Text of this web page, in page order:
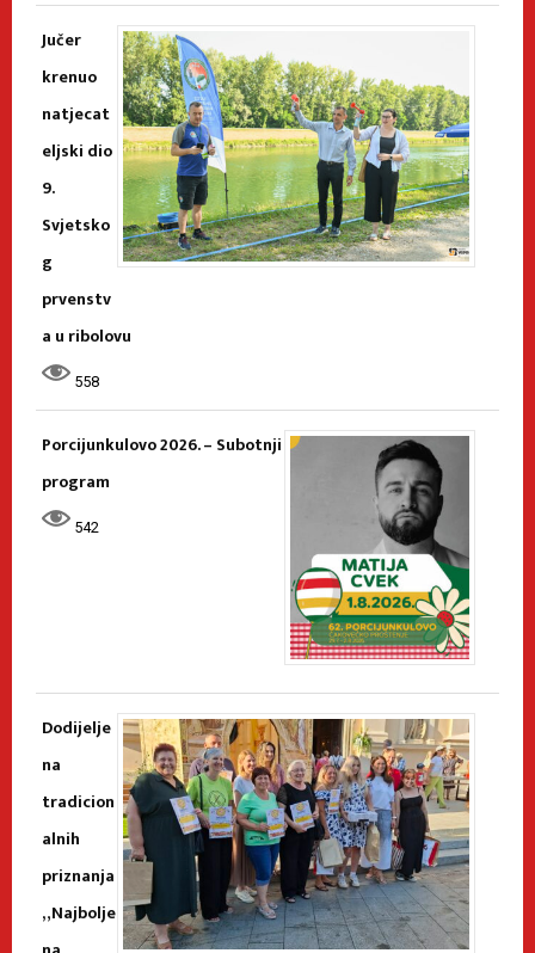
Jučer
krenuo
natjecat
eljski dio
9.
Svjetsko
g
prvenstv
a u ribolovu
558
Porcijunkulovo 2026. – Subotnji
program
542
Dodijelje
na
tradicion
alnih
priznanja
„Najbolje